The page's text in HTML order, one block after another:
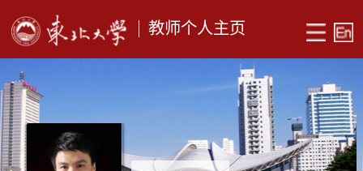
教师个人主页